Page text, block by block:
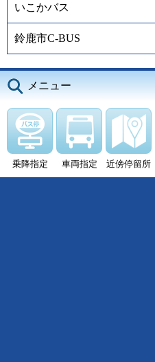
いこかバス
鈴鹿市C-BUS
メニュー
乗降指定 車両指定 近傍停留所